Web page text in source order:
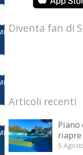
Diventa fan di
Articoli recenti
5